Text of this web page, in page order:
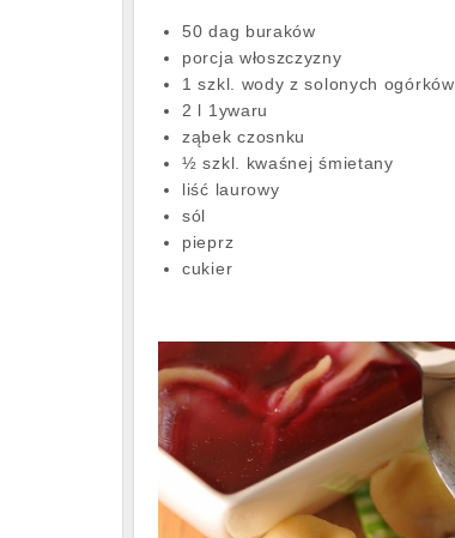
50 dag buraków
porcja włoszczyzny
1 szkl. wody z solonych ogórków
2 l 1ywaru
ząbek czosnku
½ szkl. kwaśnej śmietany
liść laurowy
sól
pieprz
cukier